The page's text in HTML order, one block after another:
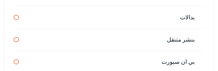
بدالات
بنشر متنقل
بي ان سبورت